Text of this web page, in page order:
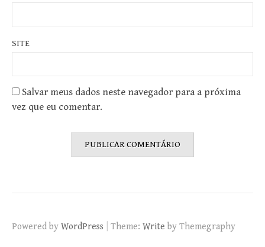
SITE
Salvar meus dados neste navegador para a próxima
vez que eu comentar.
Powered by WordPress Theme: Write by Themegraphy